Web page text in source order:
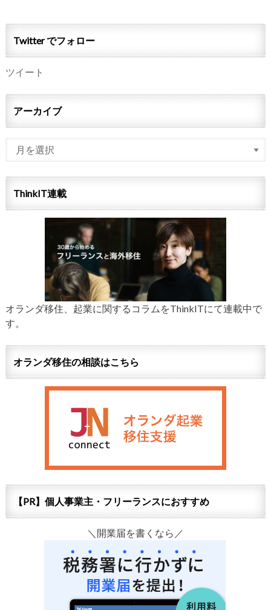
Twitter でフォロー
ツイート
アーカイブ
ThinkIT連載
オランダ移住、起業に関するコラムをThinkITにて連載中で
す。
オランダ移住の相談はこちら
【PR】個人事業主・フリーランスにおすすめ
＼開業届を書くなら／